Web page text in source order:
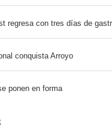
regresa con tres días de
conquista Arroyo
ponen en forma